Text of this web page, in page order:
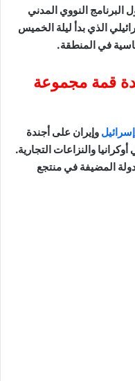
البرنامج النووي المدني
الذي بدأ ليلة الخميس
في المنطقة.
قمة مجموعة
إسرائيل وإيران على أجندة
والنزاعات التجارية.
المضيفة في منتجع